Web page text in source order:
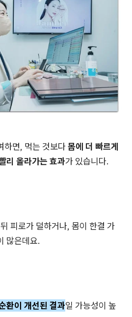
하면, 먹는 것보다몸에 더 빠르게
리 올라가는 효과가 있습니다.
피로가 덜하거나, 몸이 한결 가
많은데요.
환이 개선된 결과일 가능성이 높